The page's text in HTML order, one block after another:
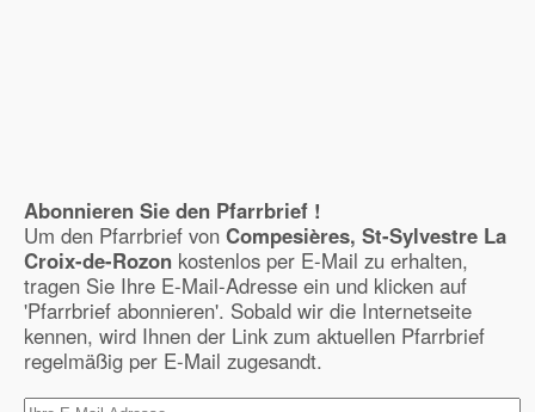
Abonnieren Sie den Pfarrbrief !
Um den Pfarrbrief von Compesières, St-Sylvestre La
Croix-de-Rozon kostenlos per E-Mail zu erhalten,
tragen Sie Ihre E-Mail-Adresse ein und klicken auf
'Pfarrbrief abonnieren'. Sobald wir die Internetseite
kennen, wird Ihnen der Link zum aktuellen Pfarrbrief
regelmäßig per E-Mail zugesandt.